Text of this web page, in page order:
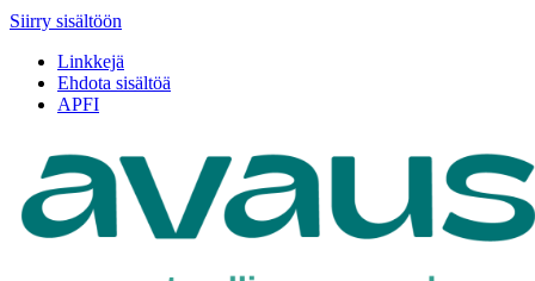
Siirry sisältöön
Linkkejä
Ehdota sisältöä
APFI